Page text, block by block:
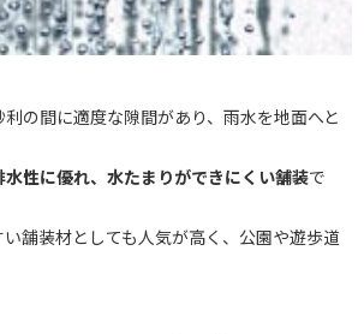
の間に適度な隙間があり、雨水を地面へと
水性に優れ、水たまりができにくい舗装で
舗装材としても人気が高く、公園や遊歩道